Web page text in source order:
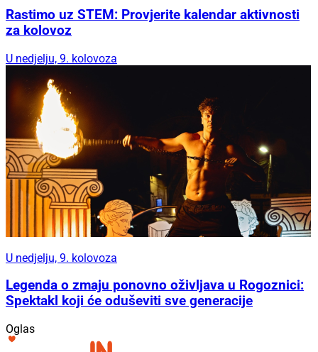
Rastimo uz STEM: Provjerite kalendar aktivnosti
za kolovoz
U nedjelju, 9. kolovoza
U nedjelju, 9. kolovoza
Legenda o zmaju ponovno oživljava u Rogoznici:
Spektakl koji će oduševiti sve generacije
Oglas